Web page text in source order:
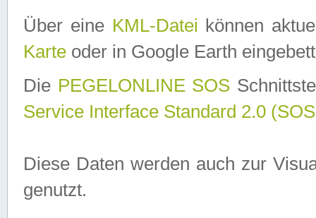
Über eine KML-Datei können
Karte oder in Google Earth
Die PEGELONLINE SOS
Service Interface Standard 2.0
Diese Daten werden auch zur
genutzt.